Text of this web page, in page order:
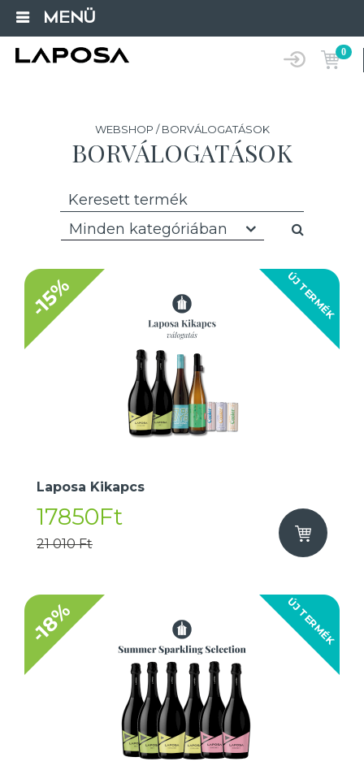
MENÜ
0
WEBSHOP / BORVÁLOGATÁSOK
BORVÁLOGATÁSOK
Minden kategóriában
ÚJ TERMÉK
-15%
Laposa Kikapcs
17850Ft
21 010 Ft
ÚJ TERMÉK
-18%